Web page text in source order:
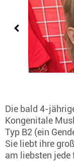
Die bald 4-
Kongenitale
Typ B2 (ein
Sie liebt ihre
am liebsten